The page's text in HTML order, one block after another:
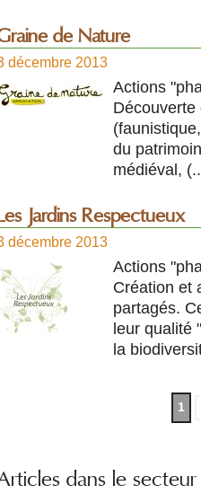
de Nature
décembre 2013
Actions
du
médiéval,
Jardins Respectueux
décembre 2013
Actions
Création et
partagés.
leur qualité
la
1
dans le secteur